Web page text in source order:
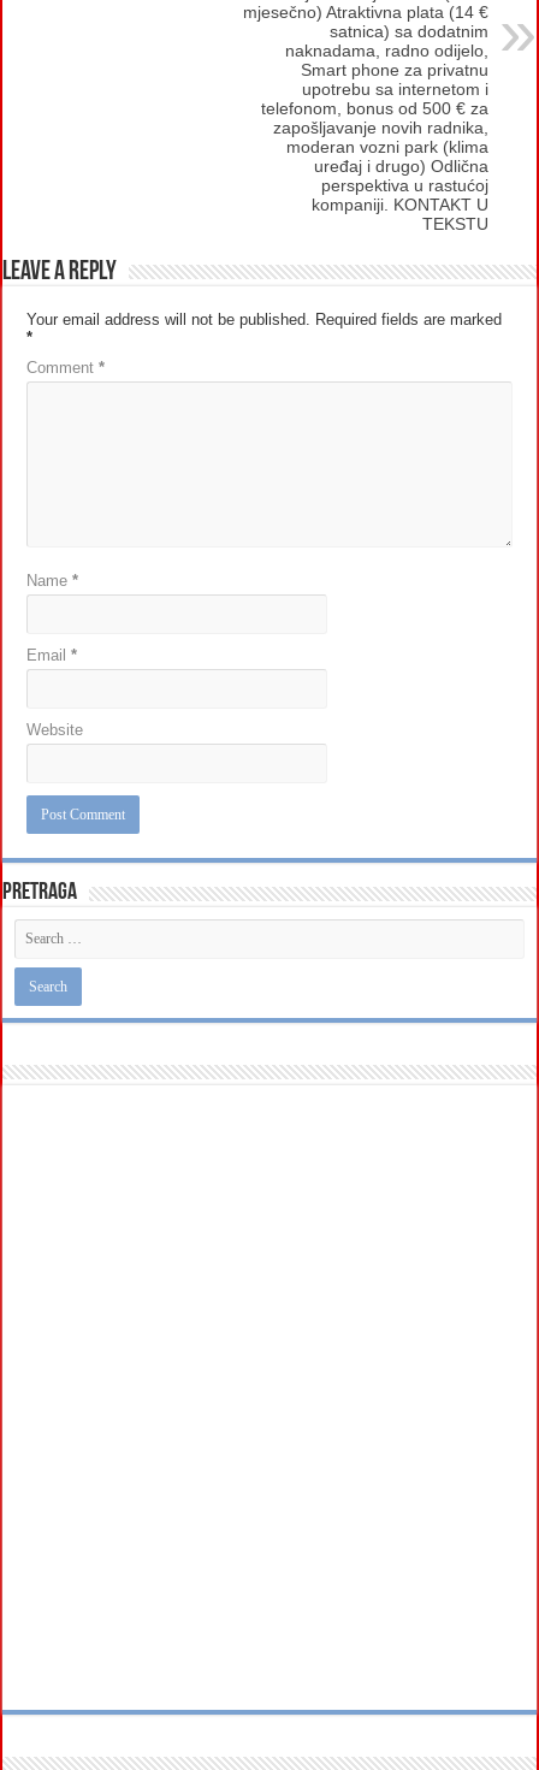
mjesečno) Atraktivna plata (14 €
satnica) sa dodatnim
naknadama, radno odijelo,
Smart phone za privatnu
upotrebu sa internetom i
telefonom, bonus od 500 € za
zapošljavanje novih radnika,
moderan vozni park (klima
uređaj i drugo) Odlična
perspektiva u rastućoj
kompaniji. KONTAKT U
TEKSTU
Leave a Reply
Your email address will not be published.
Required fields are marked
*
Comment*
Name*
Email*
Website
Pretraga